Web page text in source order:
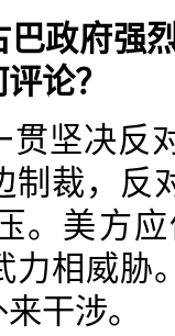
政府强
论？
贯坚决反
制裁，反
。美方
力相威胁
干涉。